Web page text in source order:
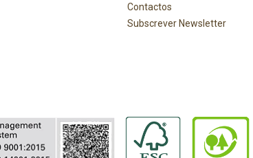
Contactos
Subscrever Newsletter